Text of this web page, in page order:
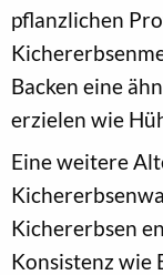
pflanzlichen
Backen eine
erzielen wie
Eine weitere
Kichererbsen
Konsistenz wie